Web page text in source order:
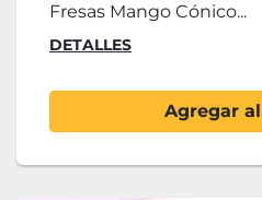
Fresas Mango Cónico...
DETALLES
Agregar